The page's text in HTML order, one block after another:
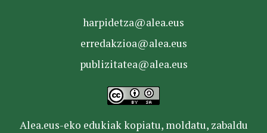
harpidetza@alea.eus
erredakzioa@alea.eus
publizitatea@alea.eus
Alea.eus-eko edukiak kopiatu, moldatu, zabaldu